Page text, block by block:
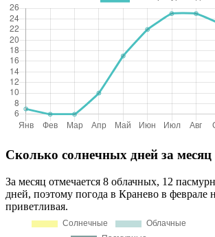
Сколько солнечных дней за месяц
За месяц отмечается 8 облачных, 12
дней, поэтому погода в Кранево в феврале
приветливая.